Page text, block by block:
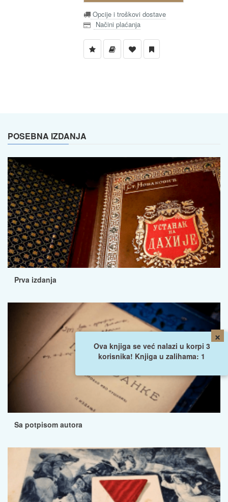
Opcije i troškovi dostave
Načini plaćanja
×
Ova knjiga se već nalazi u korpi 3
korisnika! Knjiga u zalihama: 1
POSEBNA IZDANJA
Prva izdanja
Sa potpisom autora